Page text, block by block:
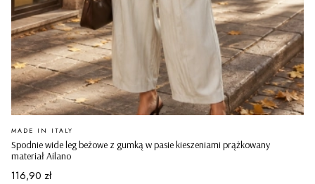
Spodnie wide leg beżowe z gumką w pasie kieszeniami prążkowany
materiał Ailano
PRODUCENT
MADE IN ITALY
Cena
116,90 zł